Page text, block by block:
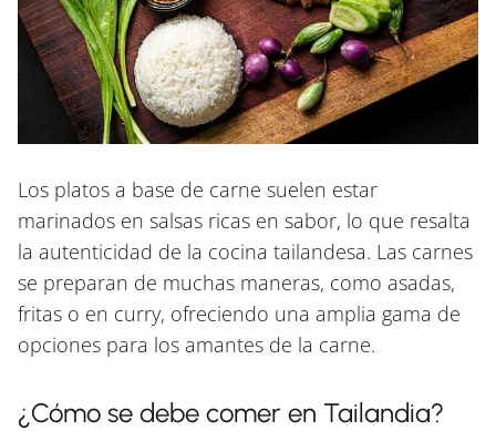
Los platos a base de carne suelen estar
marinados en salsas ricas en sabor, lo que resalta
la autenticidad de la cocina tailandesa. Las carnes
se preparan de muchas maneras, como asadas,
fritas o en curry, ofreciendo una amplia gama de
opciones para los amantes de la carne.
¿Cómo se debe comer en Tailandia?